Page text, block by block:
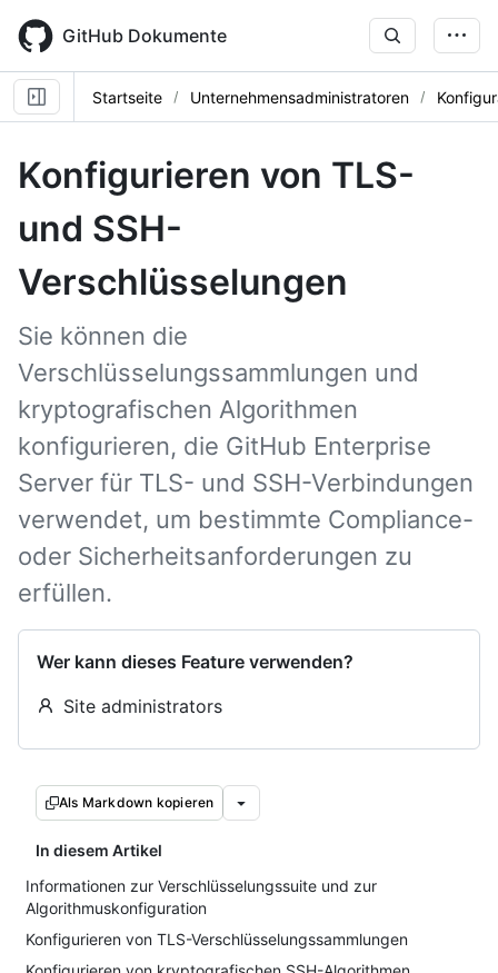
main
content
GitHub Dokumente
Startseite Unternehmensadministratoren
Konfigurieren von TLS-
und SSH-
Verschlüsselungen
Sie können die
Verschlüsselungssammlungen und
kryptografischen Algorithmen
konfigurieren, die GitHub Enterprise
Server für TLS- und SSH-Verbindungen
verwendet, um bestimmte Compliance-
oder Sicherheitsanforderungen zu
erfüllen.
Wer kann dieses Feature verwenden?
Site administrators
Als Markdown kopieren
In diesem Artikel
Informationen zur Verschlüsselungssuite und zur
Algorithmuskonfiguration
Konfigurieren von TLS-Verschlüsselungssammlungen